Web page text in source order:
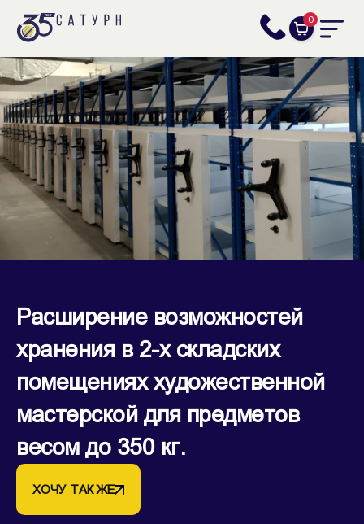
0
Расширение возможностей
хранения в 2-х складских
помещениях художественной
мастерской для предметов
весом до 350 кг.
ХОЧУ ТАК ЖЕ